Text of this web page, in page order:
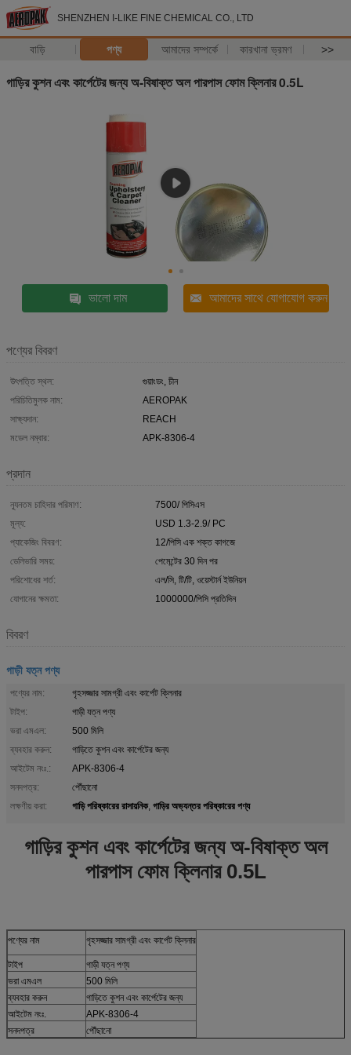
SHENZHEN I-LIKE FINE CHEMICAL CO., LTD
বাড়ি পণ্য আমাদের সম্পর্কে কারখানা ভ্রমণ >>
গাড়ির কুশন এবং কার্পেটের জন্য অ-বিষাক্ত অল পারপাস ফোম ক্লিনার 0.5L
ভালো দাম আমাদের সাথে যোগাযোগ করুন
পণ্যের বিবরণ
উৎপত্তি স্থল:
গুয়াংডং, চীন
পরিচিতিমুলক নাম:
AEROPAK
সাক্ষ্যদান:
REACH
মডেল নম্বার:
APK-8306-4
প্রদান
ন্যূনতম চাহিদার পরিমাণ:
7500/ পিসিএস
মূল্য:
USD 1.3-2.9/ PC
প্যাকেজিং বিবরণ:
12/পিসি এক শক্ত কাগজে
ডেলিভারি সময়:
পেমেন্টের 30 দিন পর
পরিশোধের শর্ত:
এল/সি, টি/টি, ওয়েস্টার্ন ইউনিয়ন
যোগানের ক্ষমতা:
1000000/পিসি প্রতিদিন
বিবরণ
গাড়ী যত্ন পণ্য
পণ্যের নাম:
গৃহসজ্জার সামগ্রী এবং কার্পেট ক্লিনার
টাইপ:
গাড়ী যত্ন পণ্য
ভরা এমএল:
500 মিলি
ব্যবহার করুন:
গাড়িতে কুশন এবং কার্পেটের জন্য
আইটেম নংঃ.:
APK-8306-4
সনদপত্র:
পৌঁছানো
লক্ষণীয় করা:
গাড়ি পরিষ্কারের রাসায়নিক, গাড়ির অভ্যন্তর পরিষ্কারের পণ্য
গাড়ির কুশন এবং কার্পেটের জন্য অ-বিষাক্ত অল
পারপাস ফোম ক্লিনার 0.5L
পণ্যের নাম গৃহসজ্জার সামগ্রী এবং কার্পেট ক্লিনার
টাইপ
গাড়ী যত্ন পণ্য
ভরা এমএল
500 মিলি
ব্যবহার করুন
গাড়িতে কুশন এবং কার্পেটের জন্য
আইটেম নংঃ.
APK-8306-4
সনদপত্র
পৌঁছানো